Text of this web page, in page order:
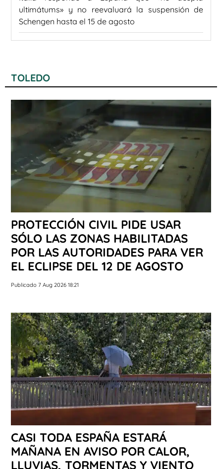
ultimátums» y no reevaluará la suspensión de
Schengen hasta el 15 de agosto
TOLEDO
PROTECCIÓN CIVIL PIDE USAR
SÓLO LAS ZONAS HABILITADAS
POR LAS AUTORIDADES PARA VER
EL ECLIPSE DEL 12 DE AGOSTO
Publicado 7 Aug 2026 18:21
CASI TODA ESPAÑA ESTARÁ
MAÑANA EN AVISO POR CALOR,
LLUVIAS, TORMENTAS Y VIENTO